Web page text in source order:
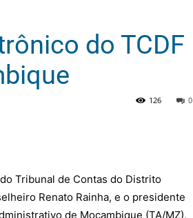
do TCDF
0
126
Tribunal de Contas do Distrito
Renato Rainha, e o presidente
de Moçambique (TA/MZ),